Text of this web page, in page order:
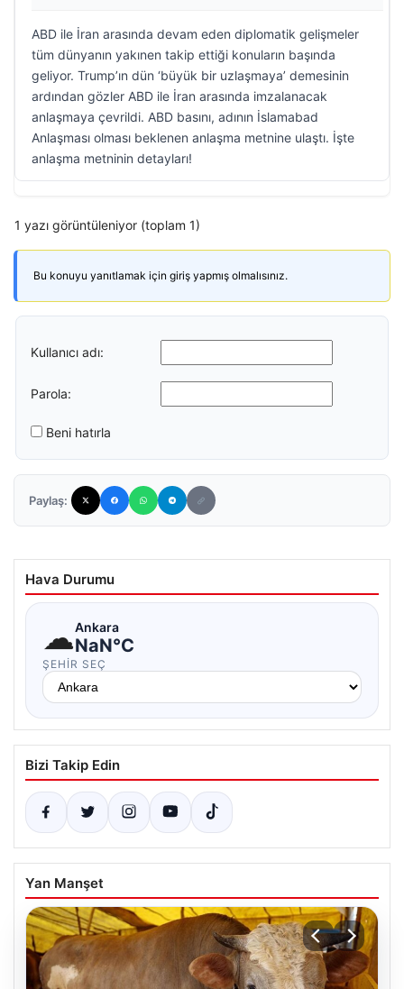
ABD ile İran arasında devam eden diplomatik gelişmeler
tüm dünyanın yakınen takip ettiği konuların başında
geliyor. Trump’ın dün ‘büyük bir uzlaşmaya’ demesinin
ardından gözler ABD ile İran arasında imzalanacak
anlaşmaya çevrildi. ABD basını, adının İslamabad
Anlaşması olması beklenen anlaşma metnine ulaştı. İşte
anlaşma metninin detayları!
1 yazı görüntüleniyor (toplam 1)
Bu konuyu yanıtlamak için giriş yapmış olmalısınız.
Kullanıcı adı:
Parola:
Beni hatırla
Paylaş:
Hava Durumu
☁Ankara
NaN°C
ŞEHIR SEÇ
Bizi Takip Edin
Yan Manşet